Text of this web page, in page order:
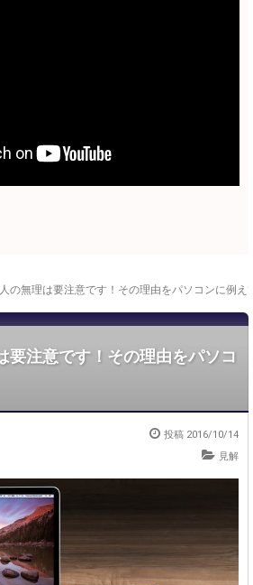
の無理は要注意です！その理由をパソコンに例え
要注意です！その理由をパソコ
投稿 2016/10/14
見解